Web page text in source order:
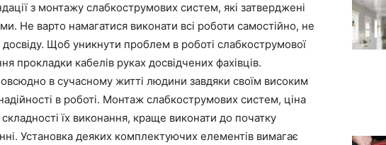
з монтажу слабкострумових систем, які затверджені
Не варто намагатися виконати всі роботи самостійно, не
Щоб уникнути проблем в роботі слабкострумової
прокладки кабелів руках досвідчених фахівців.
в сучасному житті людини завдяки своїм високим
в роботі. Монтаж слабкострумових систем, ціна
їх виконання, краще виконати до початку
Установка деяких комплектуючих елементів вимагає